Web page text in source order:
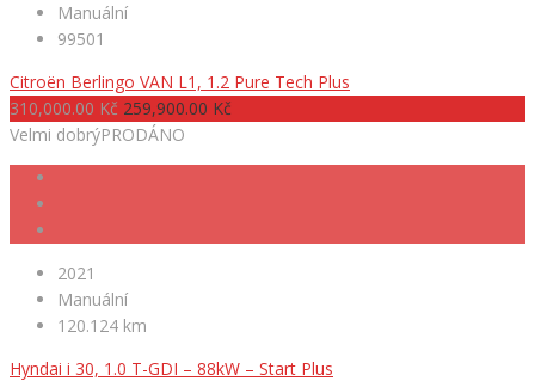
Manuální
99501
Citroën Berlingo VAN L1, 1.2 Pure Tech Plus
310,000.00 Kč 259,900.00 Kč
Velmi dobrýPRODÁNO
2021
Manuální
120.124 km
Hyndai i 30, 1.0 T-GDI – 88kW – Start Plus